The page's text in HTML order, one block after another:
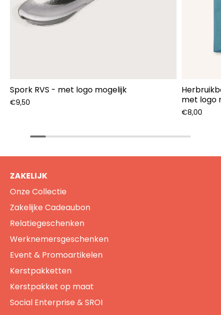
Spork RVS - met logo mogelijk
€9,50
met logo
€8,00
ZAKELIJK
Onze Collectie
Zakelijke Cadeaubon
Relatiegeschenken
Werknemersgeschenken
Event & Promoartikelen
Kerstpakketten
Kerstpakket op maat
Social Enterprise & SROI